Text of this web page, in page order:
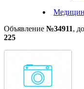
Объявление №34911,
225